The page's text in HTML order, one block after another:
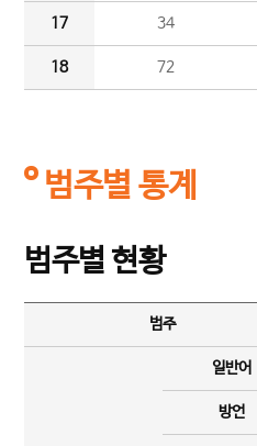
17 34
18 72
범주별 통계
범주별 현황
범주
일반어
방언